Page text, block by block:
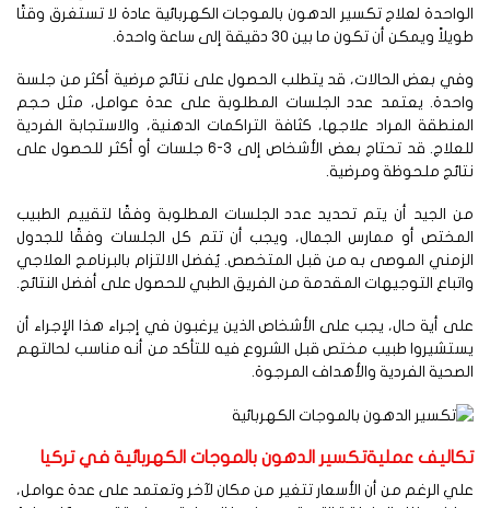
لعلاج تكسير الدهون بالموجات الكهربائية عادة لا تستغرق وقتًا
ويمكن أن تكون ما بين 30 دقيقة إلى ساعة واحدة.
بعض الحالات، قد يتطلب الحصول على نتائج مرضية أكثر من جلسة
يعتمد عدد الجلسات المطلوبة على عدة عوامل، مثل حجم
المراد علاجها، كثافة التراكمات الدهنية، والاستجابة الفردية
للعلاج. قد تحتاج بعض الأشخاص إلى 3-6 جلسات أو أكثر للحصول على
ملحوظة ومرضية.
الجيد أن يتم تحديد عدد الجلسات المطلوبة وفقًا لتقييم الطبيب
أو ممارس الجمال، ويجب أن تتم كل الجلسات وفقًا للجدول
الموصى به من قبل المتخصص. يُفضل الالتزام بالبرنامج العلاجي
التوجيهات المقدمة من الفريق الطبي للحصول على أفضل النتائج.
أية حال، يجب على الأشخاص الذين يرغبون في إجراء هذا الإجراء أن
طبيب مختص قبل الشروع فيه للتأكد من أنه مناسب لحالتهم
الفردية والأهداف المرجوة.
عمليةتكسير الدهون بالموجات الكهربائية في تركيا
الرغم من أن الأسعار تتغير من مكان لآخر وتعتمد على عدة عوامل،